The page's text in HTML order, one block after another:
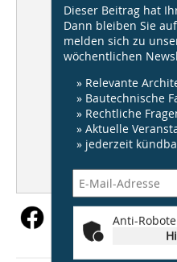
Wien/A
Türme
DGNB
Dieser Beitrag hat
Dann bleiben Sie
melden sich zu
wöchentlichen
» Relevante
» Bautechnische
» Rechtliche
» Aktuelle
» jederzeit
Anti-